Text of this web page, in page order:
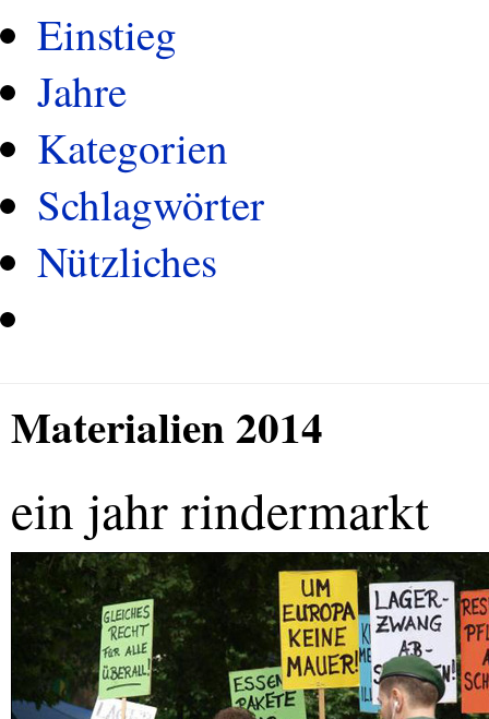
Einstieg
Jahre
Kategorien
Schlagwörter
Nützliches
Materialien 2014
ein jahr rindermarkt